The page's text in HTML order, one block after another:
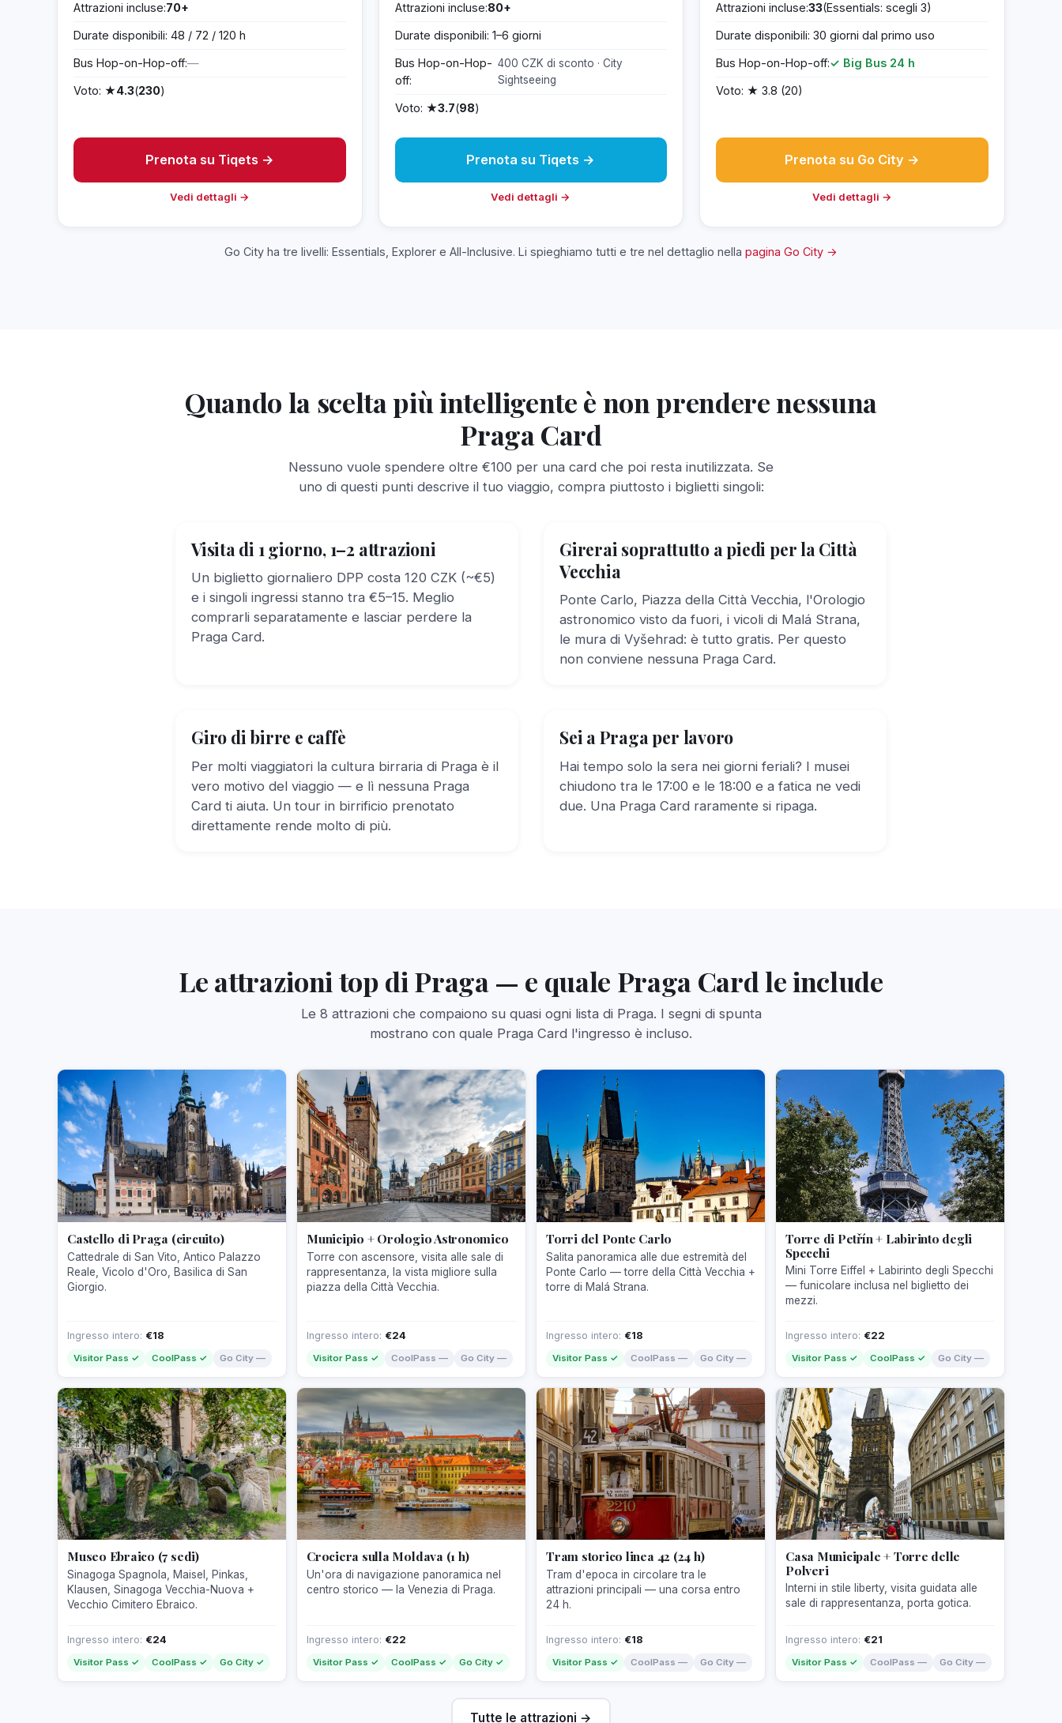
Attrazioni incluse:70+
Durate disponibili: 48 / 72 / 120 h
Bus Hop-on-Hop-off:—
Voto: ★4.3(230)
Prenota su Tiqets →
Vedi dettagli →
Attrazioni incluse:80+
Durate disponibili: 1–6 giorni
Bus Hop-on-Hop-
off:
400 CZK di sconto · City
Sightseeing
Voto: ★3.7(98)
Prenota su Tiqets →
Vedi dettagli →
Attrazioni incluse:33(Essentials: scegli 3)
Durate disponibili: 30 giorni dal primo uso
Bus Hop-on-Hop-off:✓ Big Bus 24 h
Voto: ★ 3.8 (20)
Prenota su Go City →
Vedi dettagli →
Go City ha tre livelli: Essentials, Explorer e All-Inclusive. Li spieghiamo tutti e tre nel dettaglio nella pagina Go City →
Quando la scelta più intelligente è non prendere nessuna
Praga Card
Nessuno vuole spendere oltre €100 per una card che poi resta inutilizzata. Se
uno di questi punti descrive il tuo viaggio, compra piuttosto i biglietti singoli:
Visita di 1 giorno, 1–2 attrazioni
Un biglietto giornaliero DPP costa 120 CZK (~€5)
e i singoli ingressi stanno tra €5–15. Meglio
comprarli separatamente e lasciar perdere la
Praga Card.
Girerai soprattutto a piedi per la Città
Vecchia
Ponte Carlo, Piazza della Città Vecchia, l'Orologio
astronomico visto da fuori, i vicoli di Malá Strana,
le mura di Vyšehrad: è tutto gratis. Per questo
non conviene nessuna Praga Card.
Giro di birre e caffè
Per molti viaggiatori la cultura birraria di Praga è il
vero motivo del viaggio — e lì nessuna Praga
Card ti aiuta. Un tour in birrificio prenotato
direttamente rende molto di più.
Sei a Praga per lavoro
Hai tempo solo la sera nei giorni feriali? I musei
chiudono tra le 17:00 e le 18:00 e a fatica ne vedi
due. Una Praga Card raramente si ripaga.
Le attrazioni top di Praga — e quale Praga Card le include
Le 8 attrazioni che compaiono su quasi ogni lista di Praga. I segni di spunta
mostrano con quale Praga Card l'ingresso è incluso.
Castello di Praga (circuito)
Cattedrale di San Vito, Antico Palazzo
Reale, Vicolo d'Oro, Basilica di San
Giorgio.
Ingresso intero: €18
Visitor Pass ✓ CoolPass ✓ Go City —
Municipio + Orologio Astronomico
Torre con ascensore, visita alle sale di
rappresentanza, la vista migliore sulla
piazza della Città Vecchia.
Ingresso intero: €24
Visitor Pass ✓ CoolPass — Go City —
Torri del Ponte Carlo
Salita panoramica alle due estremità del
Ponte Carlo — torre della Città Vecchia +
torre di Malá Strana.
Ingresso intero: €18
Visitor Pass ✓ CoolPass — Go City —
Torre di Petřín + Labirinto degli
Specchi
Mini Torre Eiffel + Labirinto degli Specchi
— funicolare inclusa nel biglietto dei
mezzi.
Ingresso intero: €22
Visitor Pass ✓ CoolPass ✓ Go City —
Museo Ebraico (7 sedi)
Sinagoga Spagnola, Maisel, Pinkas,
Klausen, Sinagoga Vecchia-Nuova +
Vecchio Cimitero Ebraico.
Ingresso intero: €24
Visitor Pass ✓ CoolPass ✓ Go City ✓
Crociera sulla Moldava (1 h)
Un'ora di navigazione panoramica nel
centro storico — la Venezia di Praga.
Ingresso intero: €22
Visitor Pass ✓ CoolPass ✓ Go City ✓
Tram storico linea 42 (24 h)
Tram d'epoca in circolare tra le
attrazioni principali — una corsa entro
24 h.
Ingresso intero: €18
Visitor Pass ✓ CoolPass — Go City —
Casa Municipale + Torre delle
Polveri
Interni in stile liberty, visita guidata alle
sale di rappresentanza, porta gotica.
Ingresso intero: €21
Visitor Pass ✓ CoolPass — Go City —
Tutte le attrazioni →